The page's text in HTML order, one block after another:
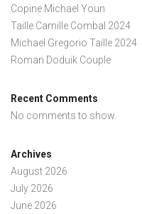
Copine Michael Youn
Taille Camille Combal 2024
Michael Gregorio Taille 2024
Roman Doduik Couple
Recent Comments
No comments to show.
Archives
August 2026
July 2026
June 2026